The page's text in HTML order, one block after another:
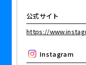
公式サイト
https://
Instagram